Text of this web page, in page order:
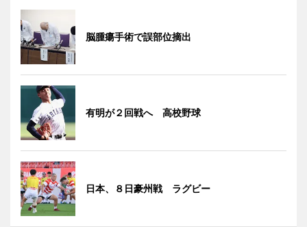
脳腫瘍手術で誤部位摘出
有明が２回戦へ 高校野球
日本、８日豪州戦 ラグビー